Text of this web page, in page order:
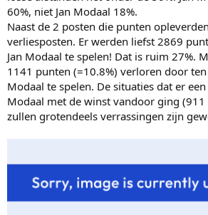
60%, niet Jan Modaal 18%.
Naast de 2 posten die punten
verliesposten. Er werden liefst 2869
Jan Modaal te spelen! Dat is ruim 27%.
1141 punten (=10.8%) verloren door
Modaal te spelen. De situaties dat er
Modaal met de winst vandoor ging (911
zullen grotendeels verrassingen zijn